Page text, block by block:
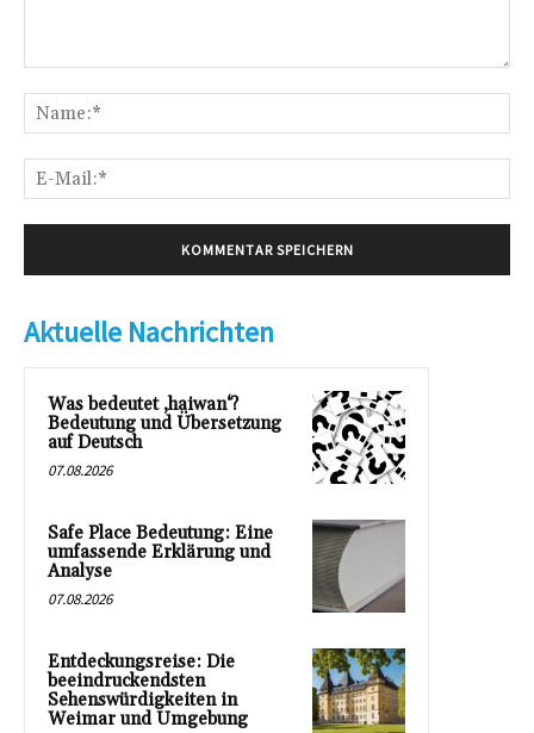
Aktuelle Nachrichten
Was bedeutet ‚haiwan‘?
Bedeutung und Übersetzung
auf Deutsch
07.08.2026
Safe Place Bedeutung: Eine
umfassende Erklärung und
Analyse
07.08.2026
Entdeckungsreise: Die
beeindruckendsten
Sehenswürdigkeiten in
Weimar und Umgebung